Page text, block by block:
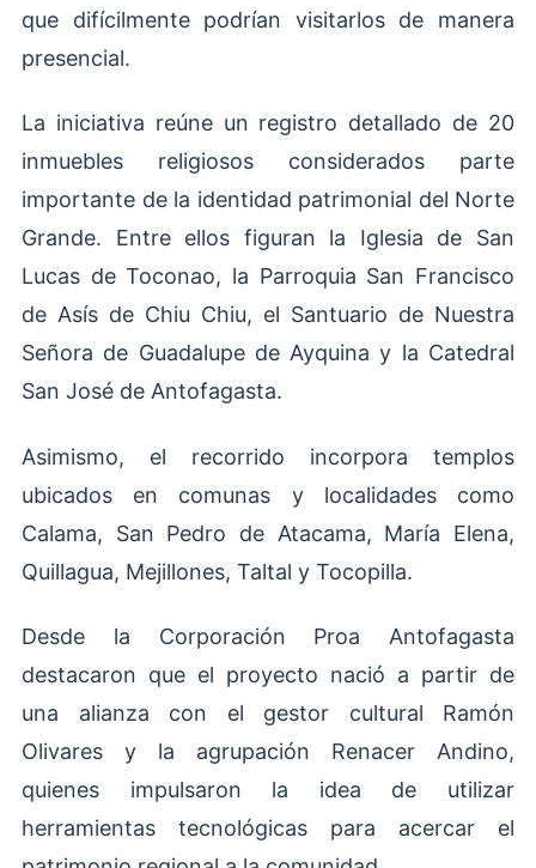
que difícilmente podrían visitarlos de manera
presencial.
La iniciativa reúne un registro detallado de 20
inmuebles religiosos considerados parte
importante de la identidad patrimonial del Norte
Grande. Entre ellos figuran la Iglesia de San
Lucas de Toconao, la Parroquia San Francisco
de Asís de Chiu Chiu, el Santuario de Nuestra
Señora de Guadalupe de Ayquina y la Catedral
San José de Antofagasta.
Asimismo, el recorrido incorpora templos
ubicados en comunas y localidades como
Calama, San Pedro de Atacama, María Elena,
Quillagua, Mejillones, Taltal y Tocopilla.
Desde la Corporación Proa Antofagasta
destacaron que el proyecto nació a partir de
una alianza con el gestor cultural Ramón
Olivares y la agrupación Renacer Andino,
quienes impulsaron la idea de utilizar
herramientas tecnológicas para acercar el